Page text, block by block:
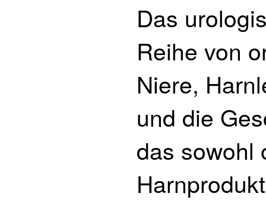
Das
Reihe von
Niere,
und die
das sowohl